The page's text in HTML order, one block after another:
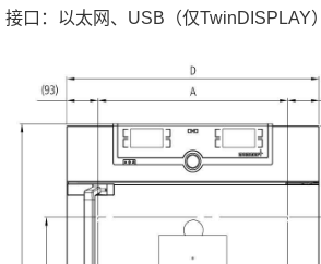
接口：以太网、USB（仅TwinDISPLAY）